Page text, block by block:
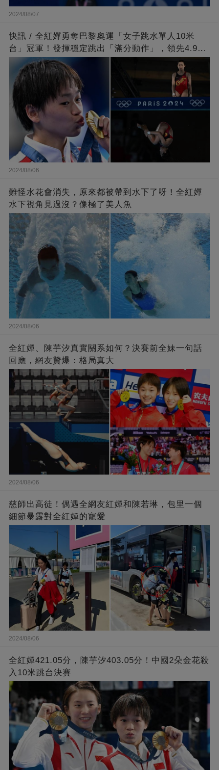
2024/08/07
快訊 / 全紅嬋勇奪巴黎奧運「女子跳水單人10米
台」冠軍！發揮穩定跳出「滿分動作」，領先4.9分
擊敗陳芋汐
2024/08/06
難怪水花會消失，原來都被帶到水下了呀！全紅嬋
水下視角見過沒？像極了美人魚
2024/08/06
全紅嬋、陳芋汐真實關系如何？決賽前全妹一句話
回應，網友贊爆：格局真大
2024/08/06
慈師出高徒！偶遇全網友紅嬋和陳若琳，包里一個
細節暴露對全紅嬋的寵愛
2024/08/06
全紅嬋421.05分，陳芋汐403.05分！中國2朵金花殺
入10米跳台決賽